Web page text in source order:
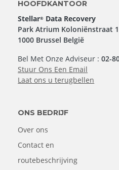
HOOFDKANTOOR
Stellar® Data Recovery
Park Atrium Koloniënstraat
1000 Brussel België
Bel Met Onze Adviseur :02-
Stuur Ons Een Email
Laat ons u terugbellen
ONS BEDRIJF
Over ons
Contact en
routebeschrijving